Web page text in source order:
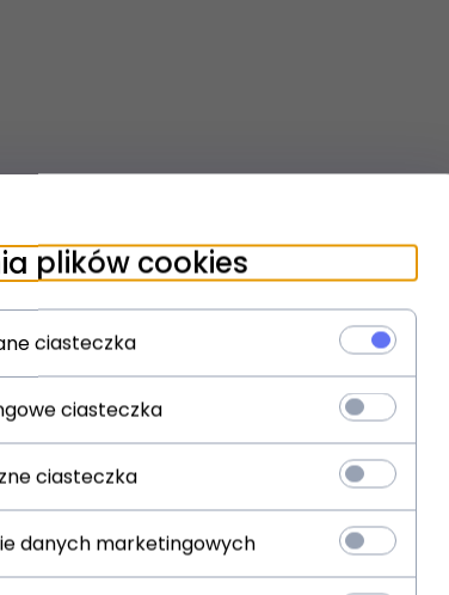
plików cookies
ciasteczka
ciasteczka
ciasteczka
danych marketingowych